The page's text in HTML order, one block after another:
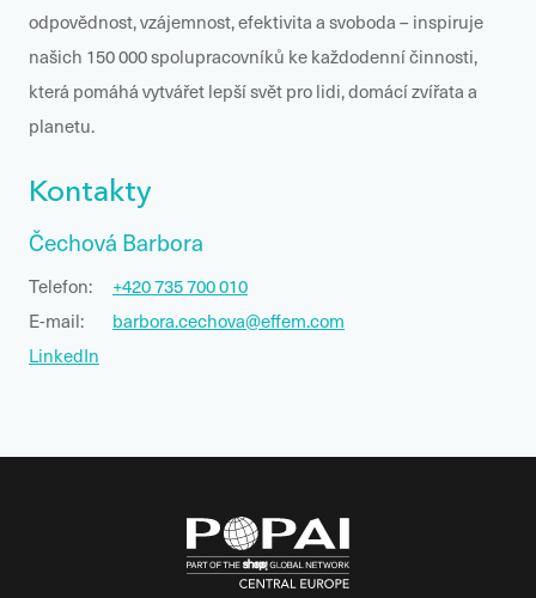
odpovědnost, vzájemnost, efektivita a svoboda – inspiruje
našich 150 000 spolupracovníků ke každodenní činnosti,
která pomáhá vytvářet lepší svět pro lidi, domácí zvířata a
planetu.
Kontakty
Čechová Barbora
Telefon:
+420 735 700 010
E-mail:
barbora.cechova@effem.com
LinkedIn